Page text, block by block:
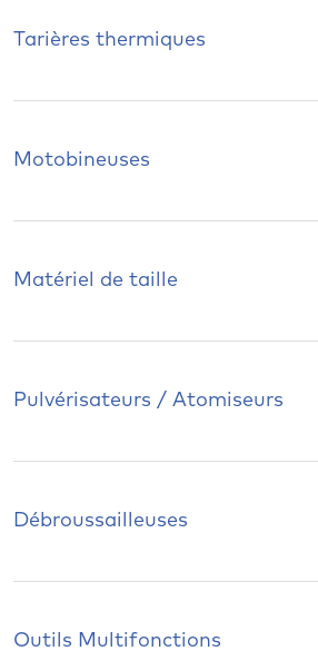
Tarières thermiques
Motobineuses
Matériel de taille
Pulvérisateurs / Atomiseurs
Débroussailleuses
Outils Multifonctions